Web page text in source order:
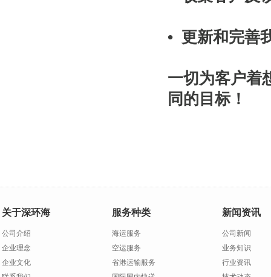
• 更新和完善
一切为客户着
同的目标！
关于深环海 服务种类 新闻资讯
公司介绍
企业理念
企业文化
海运服务
空运服务
省港运输服务
公司新闻
业务知识
行业资讯